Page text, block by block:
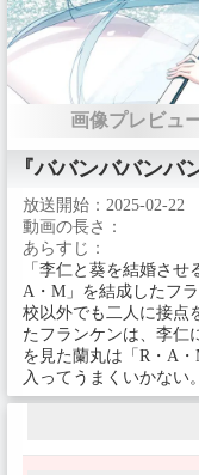
画像プレビュ
『ババンババンバ
放送開始： 2025-02-22
動画の長さ：
あらすじ：
「李仁と葵を結婚させ
A・M」を結成したフ
校以外でも二人に接点
たフランケンは、李仁
を見た蘭丸は「R・A
入ってうまくいかない